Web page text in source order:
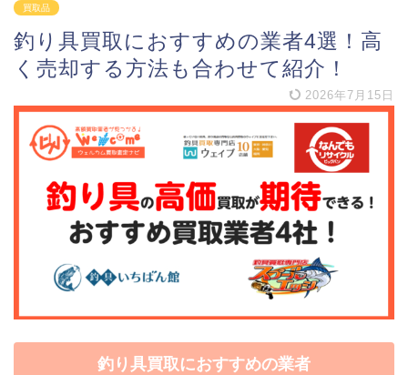
買取品
釣り具買取におすすめの業者4選！高
く売却する方法も合わせて紹介！
2026年7月15日
釣り具買取におすすめの業者